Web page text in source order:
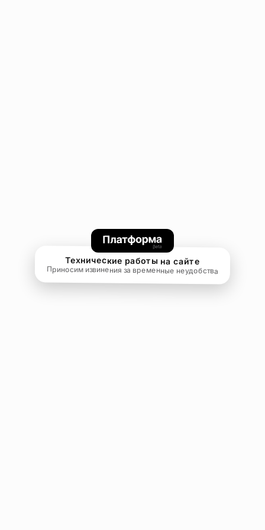
Технические работы на сайте
Приносим извинения за временные неудобства